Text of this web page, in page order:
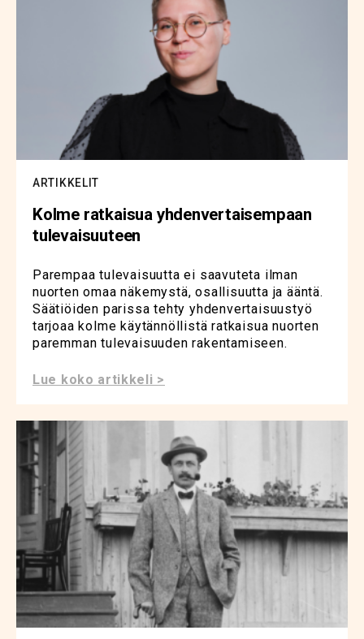
ARTIKKELIT
Kolme ratkaisua yhdenvertaisempaan
tulevaisuuteen
Parempaa tulevaisuutta ei saavuteta ilman
nuorten omaa näkemystä, osallisuutta ja ääntä.
Säätiöiden parissa tehty yhdenvertaisuustyö
tarjoaa kolme käytännöllistä ratkaisua nuorten
paremman tulevaisuuden rakentamiseen.
Lue koko artikkeli >